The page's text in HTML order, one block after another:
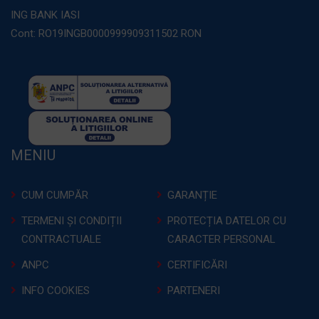
ING BANK IASI
Cont: RO19INGB0000999909311502 RON
MENIU
CUM CUMPĂR
GARANȚIE
TERMENI ȘI CONDIȚII
CONTRACTUALE
PROTECȚIA DATELOR CU
CARACTER PERSONAL
ANPC
CERTIFICĂRI
INFO COOKIES
PARTENERI